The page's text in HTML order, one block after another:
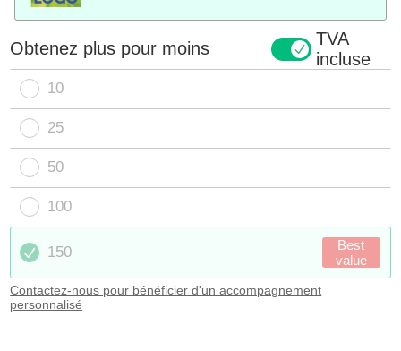
Obtenez plus pour moins
TVA
incluse
10
25
50
100
150
Best
value
Contactez-nous pour bénéficier d'un accompagnement
personnalisé